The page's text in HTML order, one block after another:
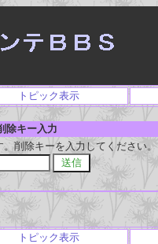
トピック表示
除キー入力
。削除キーを入力してください。
トピック表示